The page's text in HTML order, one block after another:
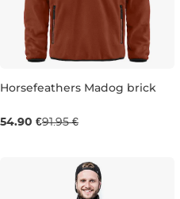
Horsefeathers Madog brick
54.90 €91.95 €